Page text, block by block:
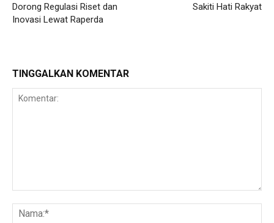
Dorong Regulasi Riset dan
Inovasi Lewat Raperda
Sakiti Hati Rakyat
TINGGALKAN KOMENTAR